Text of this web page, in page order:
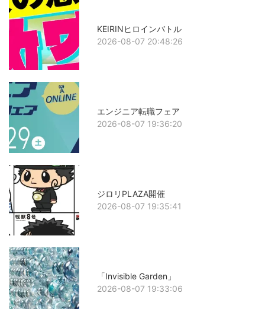
KEIRINヒロインバトル
2026-08-07 20:48:26
エンジニア転職フェア
2026-08-07 19:36:20
ジロリPLAZA開催
2026-08-07 19:35:41
「Invisible Garden」
2026-08-07 19:33:06